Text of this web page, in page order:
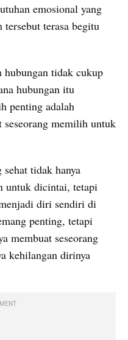
emosional yang
terasa begitu
hubungan tidak cukup
hubungan itu
penting adalah
seseorang memilih untuk
sehat tidak hanya
untuk dicintai, tetapi
diri sendiri di
penting, tetapi
membuat seseorang
kehilangan dirinya